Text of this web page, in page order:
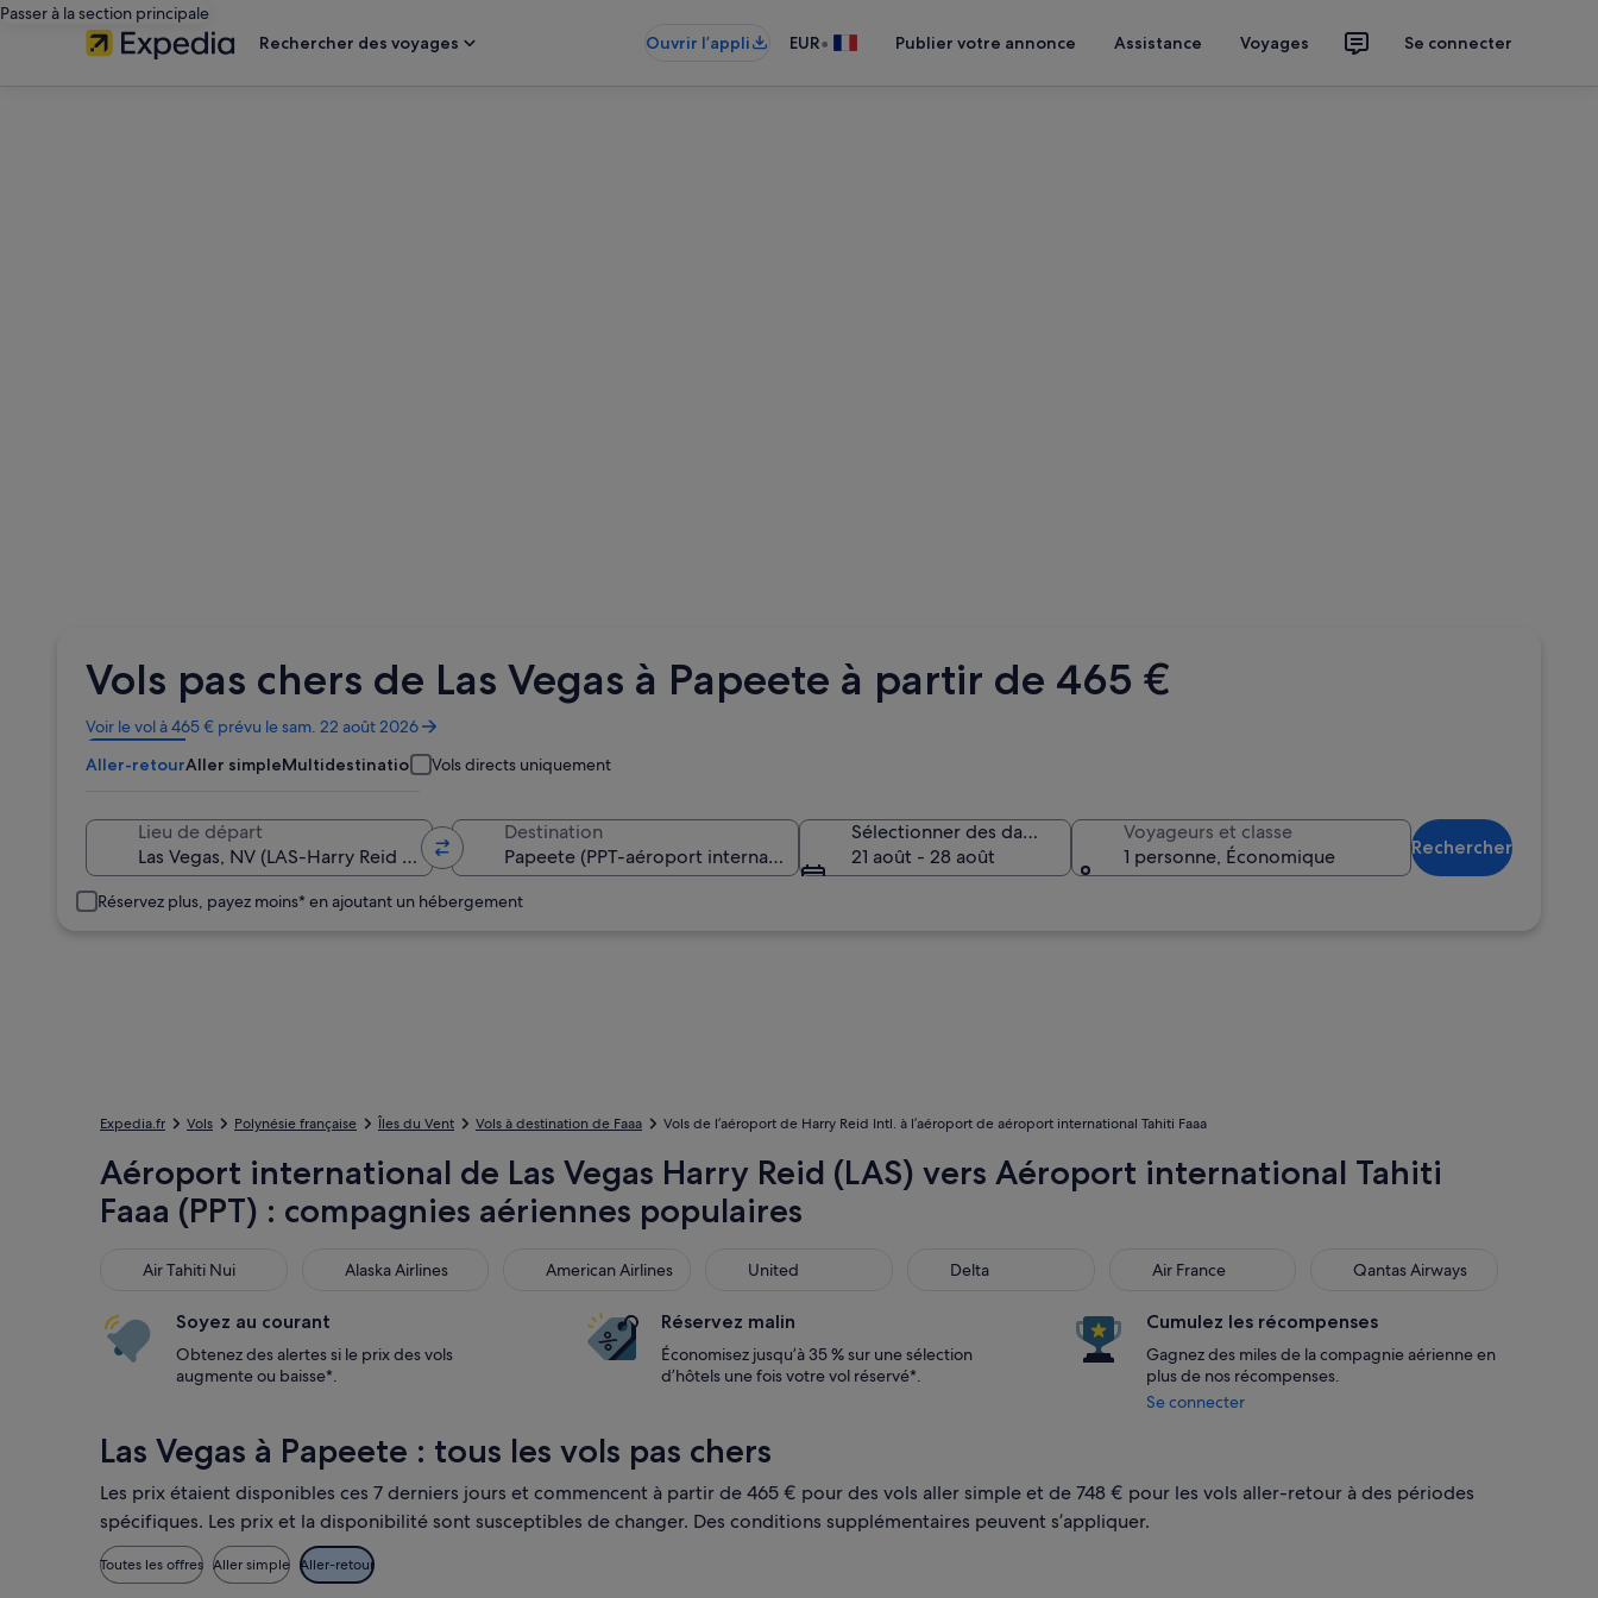
Passer à la section principale
Rechercher des voyages
Ouvrir l’appli EUR• Publier votre annonce Assistance Voyages Se connecter
Vols pas chers de Las Vegas à Papeete à partir de 465 €
Voir le vol à 465 € prévu le sam. 22 août 2026
S’ouvre
dans
une
Aller-retourAller simpleMultidestination Vols directs uniquement
Lieu de départ Destination
Sélectionner des dates
21 août - 28 août
Voyageurs et classe
1 personne, Économique
Rechercher
Réservez plus, payez moins* en ajoutant un hébergement
Expedia.fr Vols Polynésie française Îles du Vent Vols à destination de Faaa Vols de l’aéroport de Harry Reid Intl. à l’aéroport de aéroport international Tahiti Faaa
Aéroport international de Las Vegas Harry Reid (LAS) vers Aéroport international Tahiti
Faaa (PPT) : compagnies aériennes populaires
Air Tahiti Nui
Air Tahiti Nui Alaska Airlines
Alaska Airlines American Airlines
American Airlines United
United Delta Air France
Air France Qantas Airways
Qantas Airways
Soyez au courant
Obtenez des alertes si le prix des vols
augmente ou baisse*.
Réservez malin
Économisez jusqu’à 35 % sur une sélection
d’hôtels une fois votre vol réservé*.
Cumulez les récompenses
Gagnez des miles de la compagnie aérienne en
plus de nos récompenses.
Se connecter
Las Vegas à Papeete : tous les vols pas chers
Les prix étaient disponibles ces 7 derniers jours et commencent à partir de 465 € pour des vols aller simple et de 748 € pour les vols aller-retour à des périodes
spécifiques. Les prix et la disponibilité sont susceptibles de changer. Des conditions supplémentaires peuvent s’appliquer.
Toutes les offres Aller simple Aller-retour